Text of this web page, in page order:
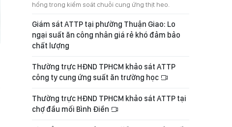
hổng trong kiểm soát chuỗi cung ứng thịt heo.
Giám sát ATTP tại phường Thuận Giao: Lo
ngại suất ăn công nhân giá rẻ khó đảm bảo
chất lượng
Thường trực HĐND TPHCM khảo sát ATTP
công ty cung ứng suất ăn trường học
Thường trực HĐND TPHCM khảo sát ATTP tại
chợ đầu mối Bình Điền